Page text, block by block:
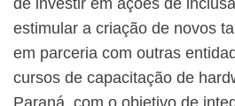
de investir em ações de
estimular a criação de novos
em parceria com outras
cursos de capacitação de